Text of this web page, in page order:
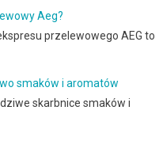
Aeg?
przelewowego AEG to
smaków i aromatów
skarbnice smaków i